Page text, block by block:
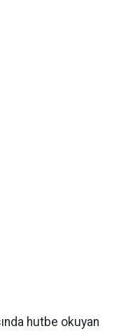
hutbe okuyan